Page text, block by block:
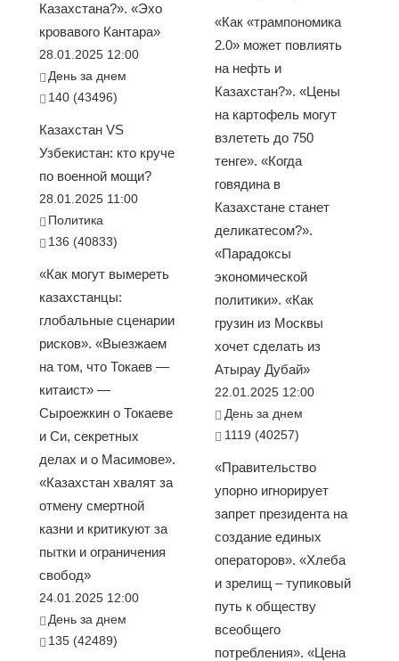
Казахстана?». «Эхо
кровавого Кантара»
28.01.2025 12:00
День за днем
140 (43496)
Казахстан VS
Узбекистан: кто круче
по военной мощи?
28.01.2025 11:00
Политика
136 (40833)
«Как могут вымереть
казахстанцы:
глобальные сценарии
рисков». «Выезжаем
на том, что Токаев —
китаист» —
Сыроежкин о Токаеве
и Си, секретных
делах и о Масимове».
«Казахстан хвалят за
отмену смертной
казни и критикуют за
пытки и ограничения
свобод»
24.01.2025 12:00
День за днем
135 (42489)
«Как «трампономика
2.0» может повлиять
на нефть и
Казахстан?». «Цены
на картофель могут
взлететь до 750
тенге». «Когда
говядина в
Казахстане станет
деликатесом?».
«Парадоксы
экономической
политики». «Как
грузин из Москвы
хочет сделать из
Атырау Дубай»
22.01.2025 12:00
День за днем
1119 (40257)
«Правительство
упорно игнорирует
запрет президента на
создание единых
операторов». «Хлеба
и зрелищ – тупиковый
путь к обществу
всеобщего
потребления». «Цена